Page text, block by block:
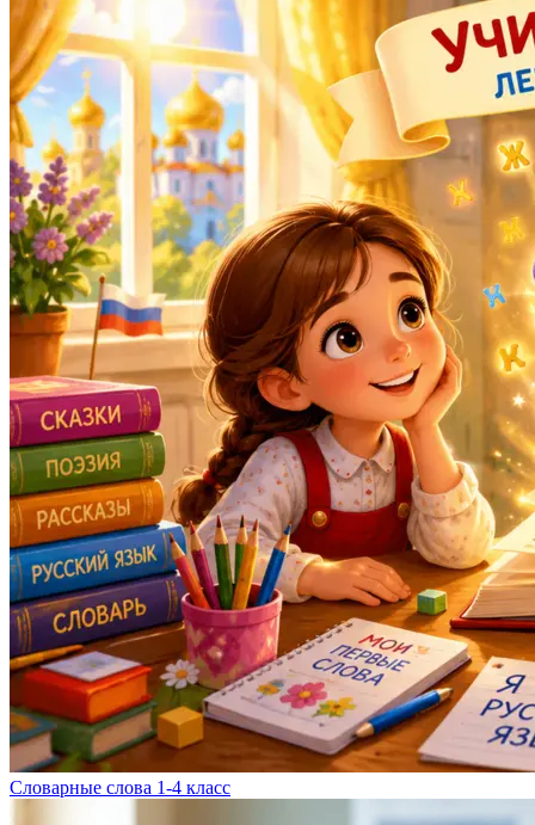
Словарные слова 1-4 класс